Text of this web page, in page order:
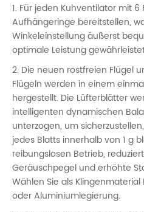
1. Für jeden Kuhventilator mit
Aufhängeringe bereitstellen,
Winkeleinstellung äußerst
optimale Leistung
2. Die neuen rostfreien Flügel
Flügeln werden in einem
hergestellt. Die Lüfterblätter
intelligenten dynamischen
unterzogen, um
jedes Blatts innerhalb von 1 g
reibungslosen Betrieb,
Geräuschpegel und erhöhte
Wählen Sie als Klingenmaterial
oder Aluminiumlegierung.